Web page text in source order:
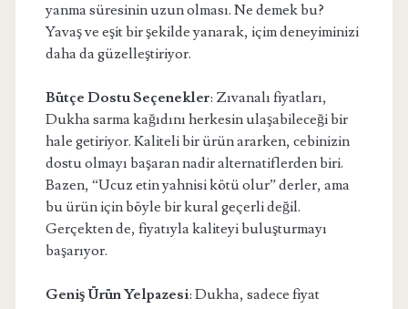
yanma süresinin uzun olması. Ne demek bu?
Yavaş ve eşit bir şekilde yanarak, içim deneyiminizi
daha da güzelleştiriyor.
Bütçe Dostu Seçenekler: Zıvanalı fiyatları,
Dukha sarma kağıdını herkesin ulaşabileceği bir
hale getiriyor. Kaliteli bir ürün ararken, cebinizin
dostu olmayı başaran nadir alternatiflerden biri.
Bazen, “Ucuz etin yahnisi kötü olur” derler, ama
bu ürün için böyle bir kural geçerli değil.
Gerçekten de, fiyatıyla kaliteyi buluşturmayı
başarıyor.
Geniş Ürün Yelpazesi: Dukha, sadece fiyat